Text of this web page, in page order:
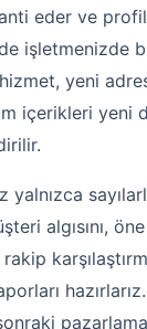
eder ve
işletmenizde
yeni
içerikleri yeni
algısını,